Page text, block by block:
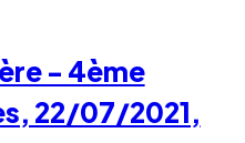
- 4ème
22/07/2021,